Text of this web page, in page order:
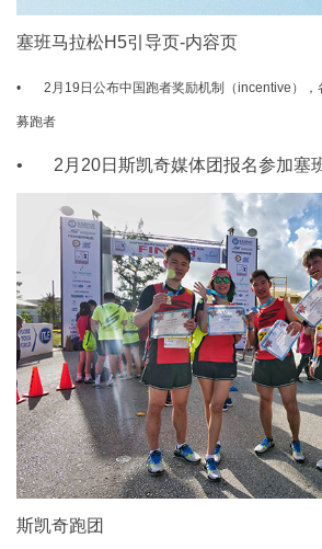
塞班马拉松H5引导页-内容页
• 2月19日公布中国跑者奖励机制（incentive），
募跑者
• 2月20日斯凯奇媒体团报名参加塞
斯凯奇跑团